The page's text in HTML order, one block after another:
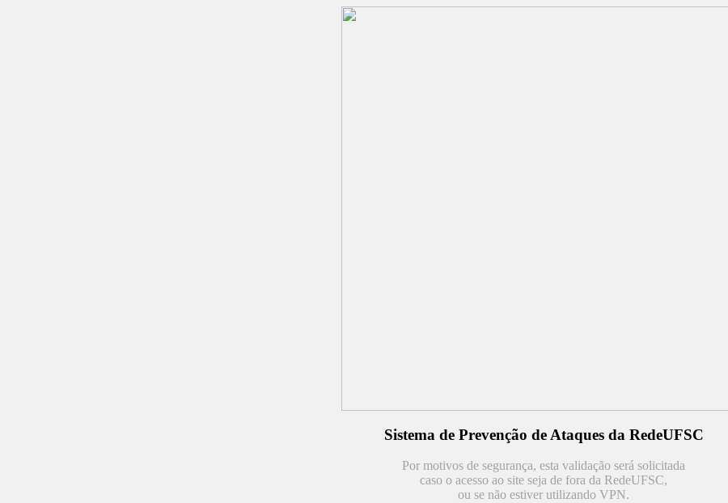
Sistema de Prevenção de Ataques da RedeUFSC
Por motivos de segurança, esta validação será solicitada
caso o acesso ao site seja de fora da RedeUFSC,
ou se não estiver utilizando VPN.